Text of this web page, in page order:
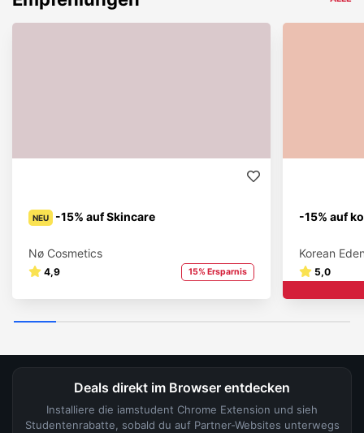
NEU -15% auf Skincare
Nø Cosmetics
4,9 15% Ersparnis
-15% auf
Korean
5,0
Deals direkt im Browser entdecken
Installiere die iamstudent Chrome Extension und sieh
Studentenrabatte, sobald du auf Partner-Websites unterwegs